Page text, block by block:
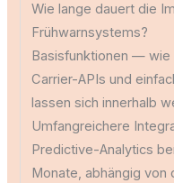
Wie lange dauert die
Frühwarnsystems?
Basisfunktionen — wie
Carrier-APIs und
lassen sich innerhalb
Umfangreichere
Predictive-Analytics
Monate, abhängig